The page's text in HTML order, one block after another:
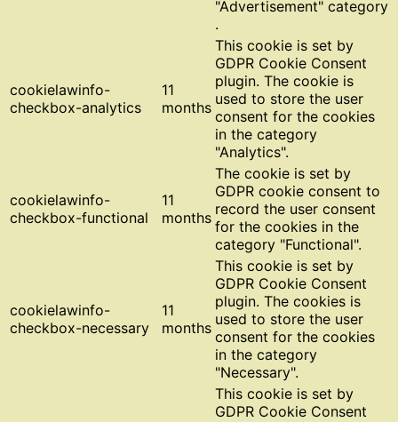
"Advertisement" category
.
cookielawinfo-
checkbox-analytics
11
months
This cookie is set by
GDPR Cookie Consent
plugin. The cookie is
used to store the user
consent for the cookies
in the category
"Analytics".
cookielawinfo-
checkbox-functional
11
months
The cookie is set by
GDPR cookie consent to
record the user consent
for the cookies in the
category "Functional".
cookielawinfo-
checkbox-necessary
11
months
This cookie is set by
GDPR Cookie Consent
plugin. The cookies is
used to store the user
consent for the cookies
in the category
"Necessary".
This cookie is set by
GDPR Cookie Consent